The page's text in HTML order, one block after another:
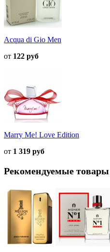
Acqua di Gio Men
от 122 руб
Marry Me! Love Edition
от 1 319 руб
Рекомендуемые товары